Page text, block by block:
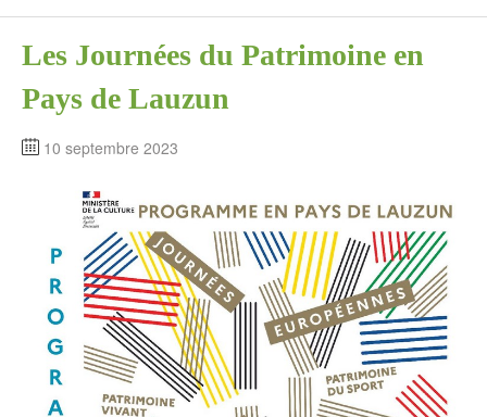
Les Journées du Patrimoine en
Pays de Lauzun
10 septembre 2023